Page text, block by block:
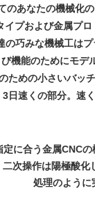
のあなたの機械化
プおよび金属プ
巧みな機械工は
機能のためにモ
ための小さいバッ
日速くの部分。速
に合う金属CNC
次操作は陽極酸
処理のように